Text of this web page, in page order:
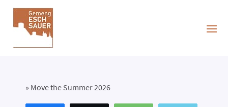
» Move the Summer 2026